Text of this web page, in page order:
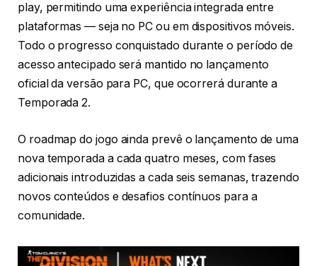
play, permitindo uma experiência integrada entre
plataformas — seja no PC ou em dispositivos móveis.
Todo o progresso conquistado durante o período de
acesso antecipado será mantido no lançamento
oficial da versão para PC, que ocorrerá durante a
Temporada 2.
O roadmap do jogo ainda prevê o lançamento de uma
nova temporada a cada quatro meses, com fases
adicionais introduzidas a cada seis semanas, trazendo
novos conteúdos e desafios contínuos para a
comunidade.